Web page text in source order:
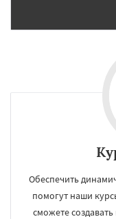
Обеспечить
помогут наши
сможете